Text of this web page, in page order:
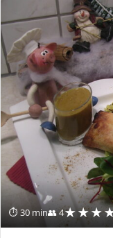
⏱ 30 min👥 4